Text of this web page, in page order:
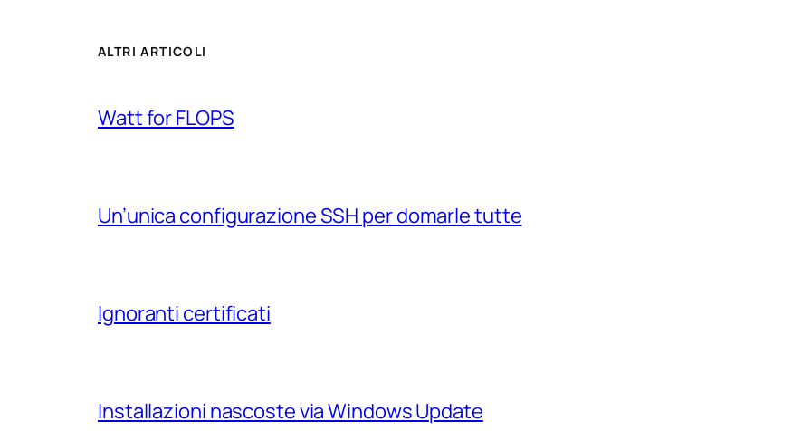
ALTRI ARTICOLI
Watt for FLOPS
Un’unica configurazione SSH per domarle tutte
Ignoranti certificati
Installazioni nascoste via Windows Update